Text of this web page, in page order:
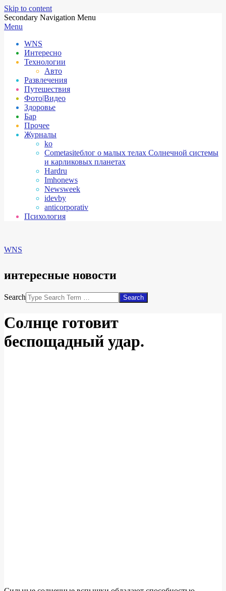
Skip to content
Secondary Navigation Menu
Menu
WNS
Интересно
Технологии
Авто
Развлечения
Путешествия
Фото|Видео
Здоровье
Бар
Прочее
Журналы
ko
Cometasiteблог о малых телах Солнечной системы
и карликовых планетах
Hardru
Imhonews
Newsweek
idevby
anticorporativ
Психология
WNS
интересные новости
Search
Солнце готовит
беспощадный удар.